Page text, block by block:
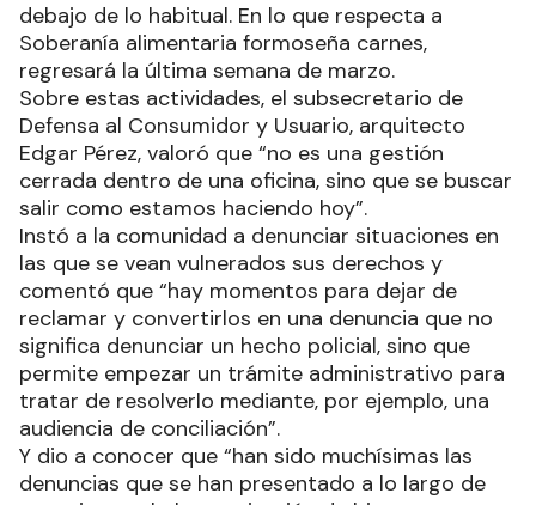
debajo de lo habitual. En lo que respecta a
Soberanía alimentaria formoseña carnes,
regresará la última semana de marzo.
Sobre estas actividades, el subsecretario de
Defensa al Consumidor y Usuario, arquitecto
Edgar Pérez, valoró que “no es una gestión
cerrada dentro de una oficina, sino que se buscar
salir como estamos haciendo hoy”.
Instó a la comunidad a denunciar situaciones en
las que se vean vulnerados sus derechos y
comentó que “hay momentos para dejar de
reclamar y convertirlos en una denuncia que no
significa denunciar un hecho policial, sino que
permite empezar un trámite administrativo para
tratar de resolverlo mediante, por ejemplo, una
audiencia de conciliación”.
Y dio a conocer que “han sido muchísimas las
denuncias que se han presentado a lo largo de